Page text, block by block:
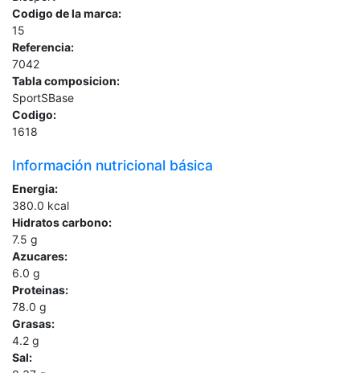
Codigo de la marca:
15
Referencia:
7042
Tabla composicion:
SportSBase
Codigo:
1618
Información nutricional básica
Energia:
380.0 kcal
Hidratos carbono:
7.5 g
Azucares:
6.0 g
Proteinas:
78.0 g
Grasas:
4.2 g
Sal: